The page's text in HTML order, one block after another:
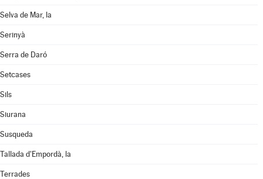
Selva de Mar, la
Serinyà
Serra de Daró
Setcases
Sils
Siurana
Susqueda
Tallada d'Empordà, la
Terrades